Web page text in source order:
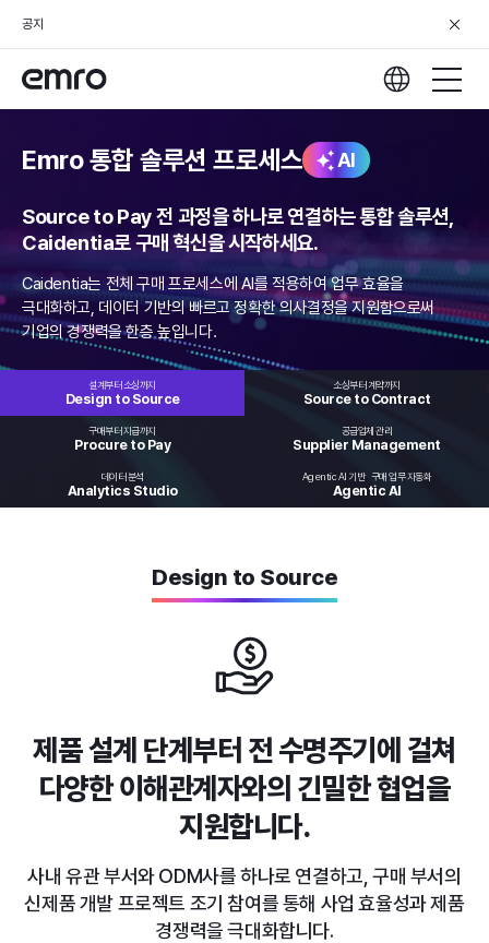
공지
Emro 통합 솔루션 프로세스 AI
Source to Pay 전 과정을 하나로 연결하는 통합 솔루션,
Caidentia로 구매 혁신을 시작하세요.
Caidentia는 전체 구매 프로세스에 AI를 적용하여 업무 효율을
극대화하고, 데이터 기반의 빠르고 정확한 의사결정을 지원함으로써
기업의 경쟁력을 한층 높입니다.
설계부터 소싱까지
Design to Source
소싱부터 계약까지
Source to Contract
구매부터 지급까지
Procure to Pay
공급업체 관리
Supplier Management
데이터 분석
Analytics Studio
Agentic AI 기반 구매 업무 자동화
Agentic AI
Design to Source
제품 설계 단계부터 전 수명주기에 걸쳐
다양한 이해관계자와의 긴밀한 협업을
지원합니다.
사내 유관 부서와 ODM사를 하나로 연결하고, 구매 부서의
신제품 개발 프로젝트 조기 참여를 통해 사업 효율성과 제품
경쟁력을 극대화합니다.